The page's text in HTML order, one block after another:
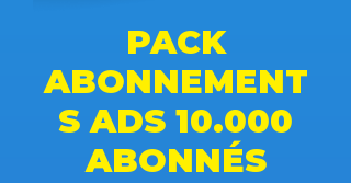
PACK
ABONNEMENT
S ADS 10.000
ABONNÉS